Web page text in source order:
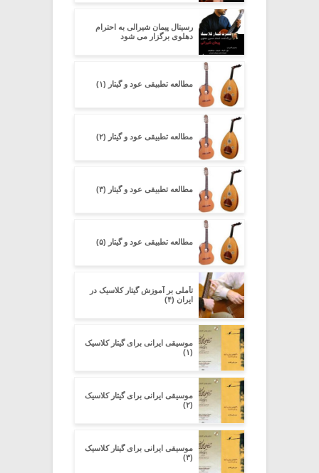
رسیتال پیمان شیرالی به احترام
دهلوی برگزار می شود
مطالعه تطبیقی عود و گیتار (۱)
مطالعه تطبیقی عود و گیتار (۲)
مطالعه تطبیقی عود و گیتار (۳)
مطالعه تطبیقی عود و گیتار (۵)
تأملی بر آموزش گیتار کلاسیک در
ایران (۴)
موسیقی ایرانی برای گیتار کلاسیک
(۱)
موسیقی ایرانی برای گیتار کلاسیک
(۲)
موسیقی ایرانی برای گیتار کلاسیک
(۳)